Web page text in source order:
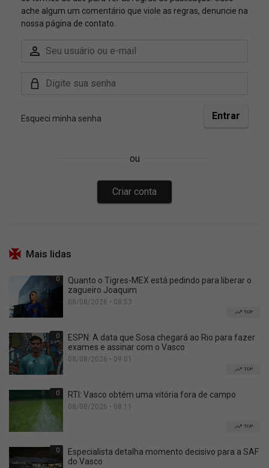
Mais lidas
0
Quanto o Tigres-MEX está pedindo para liberar o
zagueiro Joaquim
08/08/2026 • 08:53
TOP
0
ESPN: A data que Sosa chegará ao Rio para fazer
exames e assinar com o Vasco
08/08/2026 • 09:01
TOP
0 RTI: Vasco obtém uma vitória fora de campo
08/08/2026 • 08:11
TOP
0
Especialista detalha momento decisivo para a SAF
do Vasco